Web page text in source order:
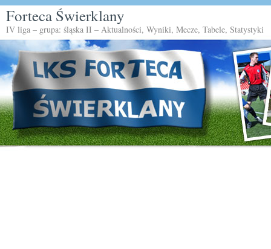
Forteca Świerklany
IV liga – grupa: śląska II – Aktualności, Wyniki, Mecze, Tabele, Statystyki